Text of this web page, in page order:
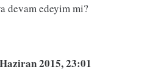
devam edeyim mi?
2015, 23:01